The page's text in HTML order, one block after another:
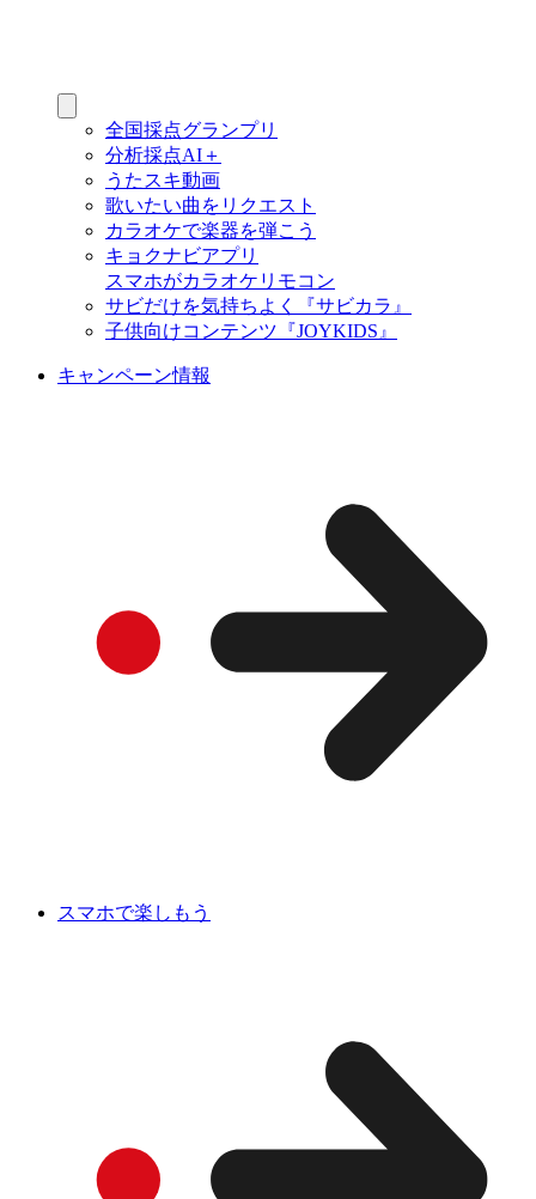
全国採点グランプリ
分析採点AI＋
うたスキ動画
歌いたい曲をリクエスト
カラオケで楽器を弾こう
キョクナビアプリ
スマホがカラオケリモコン
サビだけを気持ちよく『サビカラ』
子供向けコンテンツ『JOYKIDS』
キャンペーン情報
スマホで楽しもう